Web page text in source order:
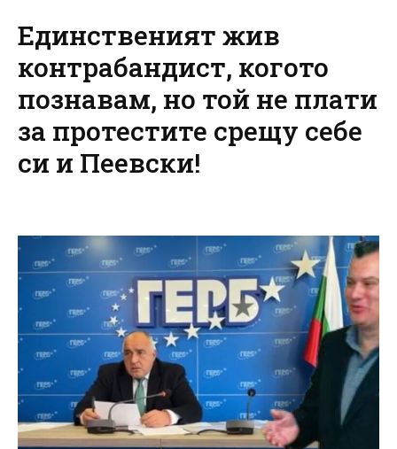
Единственият жив
контрабандист, когото
познавам, но той не плати
за протестите срещу себе
си и Пеевски!